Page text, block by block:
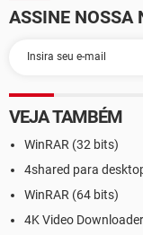
ASSINE NOSSA
VEJA TAMBÉM
WinRAR (32 bits)
4shared para
WinRAR (64 bits)
4K Video Downloader